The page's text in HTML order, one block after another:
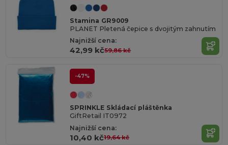
Stamina GR9009
PLANET Pletená čepice s dvojitým zahnutím
Najnižší cena:
42,99 kč59,86 kč
-47%
SPRINKLE Skládací pláštěnka
GiftRetail IT0972
Najnižší cena:
10,40 kč19,64 kč